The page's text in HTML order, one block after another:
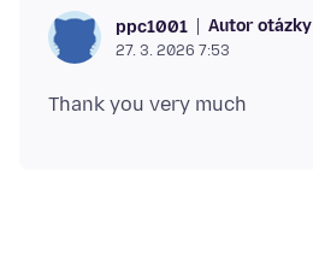
ppc1001 Autor otázky
27. 3. 2026 7:53